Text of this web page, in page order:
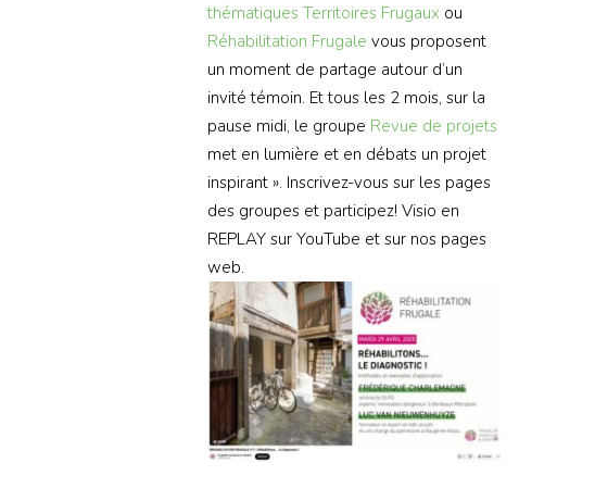
thématiques Territoires Frugaux ou
Réhabilitation Frugale vous proposent
un moment de partage autour d’un
invité témoin. Et tous les 2 mois, sur la
pause midi, le groupe Revue de projets
met en lumière et en débats un projet
inspirant ». Inscrivez-vous sur les pages
des groupes et participez! Visio en
REPLAY sur YouTube et sur nos pages
web.